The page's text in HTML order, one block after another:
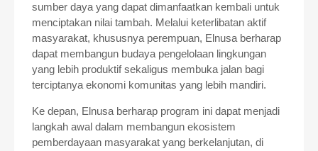
sumber daya yang dapat dimanfaatkan kembali untuk
menciptakan nilai tambah. Melalui keterlibatan aktif
masyarakat, khususnya perempuan, Elnusa berharap
dapat membangun budaya pengelolaan lingkungan
yang lebih produktif sekaligus membuka jalan bagi
terciptanya ekonomi komunitas yang lebih mandiri.
Ke depan, Elnusa berharap program ini dapat menjadi
langkah awal dalam membangun ekosistem
pemberdayaan masyarakat yang berkelanjutan, di